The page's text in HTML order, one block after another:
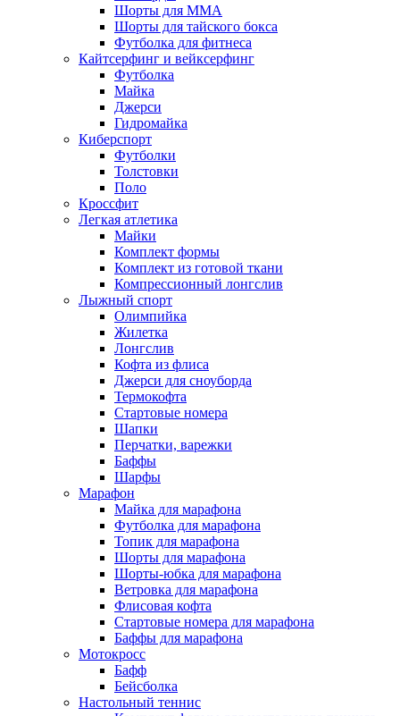
Шорты для MMA
Шорты для тайского бокса
Футболка для фитнеса
Кайтсерфинг и вейксерфинг
Футболка
Майка
Джерси
Гидромайка
Киберспорт
Футболки
Толстовки
Поло
Кроссфит
Легкая атлетика
Майки
Комплект формы
Комплект из готовой ткани
Компрессионный лонгслив
Лыжный спорт
Олимпийка
Жилетка
Лонгслив
Кофта из флиса
Джерси для сноуборда
Термокофта
Стартовые номера
Шапки
Перчатки, варежки
Баффы
Шарфы
Марафон
Майка для марафона
Футболка для марафона
Топик для марафона
Шорты для марафона
Шорты-юбка для марафона
Ветровка для марафона
Флисовая кофта
Стартовые номера для марафона
Баффы для марафона
Мотокросс
Бафф
Бейсболка
Настольный теннис